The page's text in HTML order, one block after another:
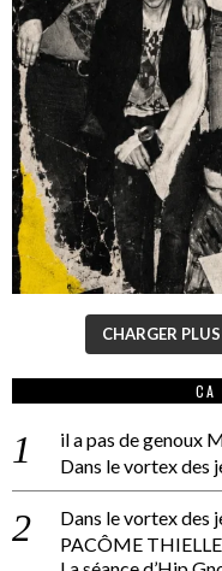
CHARGER PLUS
CA
il a pas de genoux
Dans le vortex des
Dans le vortex des
PACÔME